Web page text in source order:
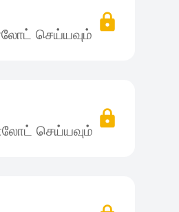
செய்யவும்
செய்யவும்